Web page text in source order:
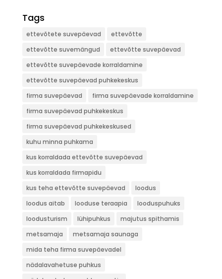
Tags
ettevõtete suvepäevad
ettevõtte
ettevõtte suvemängud
ettevõtte suvepäevad
ettevõtte suvepäevade korraldamine
ettevõtte suvepäevad puhkekeskus
firma suvepäevad
firma suvepäevade korraldamine
firma suvepäevad puhkekeskus
firma suvepäevad puhkekeskused
kuhu minna puhkama
kus korraldada ettevõtte suvepäevad
kus korraldada firmapidu
kus teha ettevõtte suvepäevad
loodus
loodus aitab
looduse teraapia
looduspuhuks
loodusturism
lühipuhkus
majutus spithamis
metsamaja
metsamaja saunaga
mida teha firma suvepäevadel
nädalavahetuse puhkus